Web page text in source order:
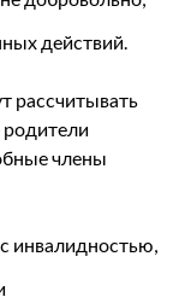
действий.
рассчитывать
члены
инвалидностью,